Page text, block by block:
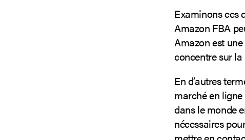
Examinons ces
Amazon FBA
Amazon est
concentre sur
En d’autres
marché en
dans le monde
nécessaires